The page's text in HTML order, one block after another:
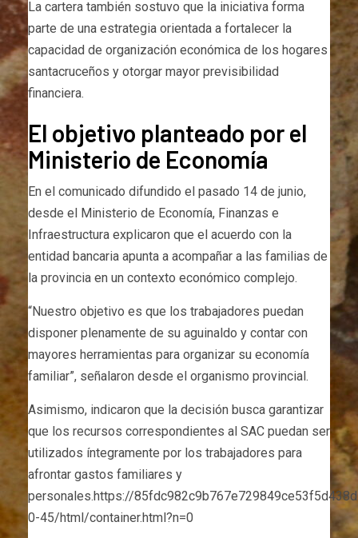
La cartera también sostuvo que la iniciativa forma
parte de una estrategia orientada a fortalecer la
capacidad de organización económica de los hogares
santacruceños y otorgar mayor previsibilidad
financiera.
El objetivo planteado por el
Ministerio de Economía
En el comunicado difundido el pasado 14 de junio,
desde el Ministerio de Economía, Finanzas e
Infraestructura explicaron que el acuerdo con la
entidad bancaria apunta a acompañar a las familias de
la provincia en un contexto económico complejo.
“Nuestro objetivo es que los trabajadores puedan
disponer plenamente de su aguinaldo y contar con
mayores herramientas para organizar su economía
familiar”, señalaron desde el organismo provincial.
Asimismo, indicaron que la decisión busca garantizar
que los recursos correspondientes al SAC puedan ser
utilizados íntegramente por los trabajadores para
afrontar gastos familiares y
personales.https://
0-45/html/container.html?n=0